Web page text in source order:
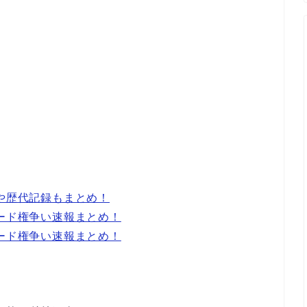
代記録もまとめ！
権争い速報まとめ！
権争い速報まとめ！